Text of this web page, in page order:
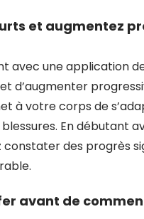
et augmentez
avec une application
à votre corps de
En débutant
des progrès
avant de